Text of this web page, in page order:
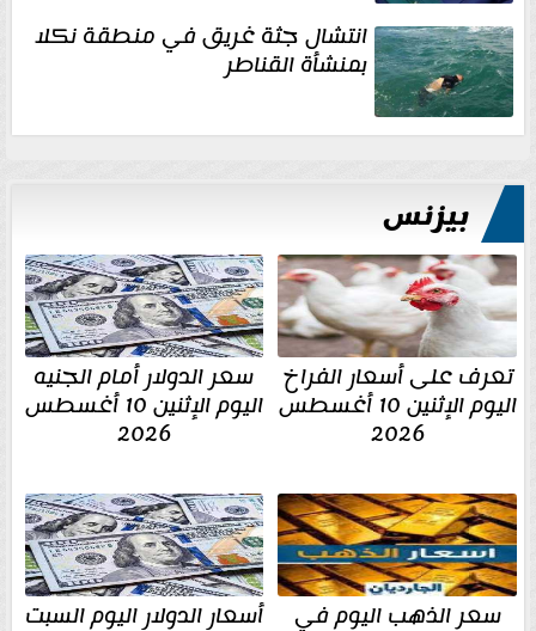
انتشال جثة غريق في منطقة نكلا
بمنشأة القناطر
بيزنس
تعرف على أسعار الفراخ
اليوم الإثنين 10 أغسطس
2026
سعر الدولار أمام الجنيه
اليوم الإثنين 10 أغسطس
2026
سعر الذهب اليوم في أسعار الدولار اليوم السبت